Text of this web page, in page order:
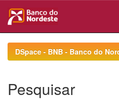
navigationDSpace - BNB - Banco do
Pesquisar